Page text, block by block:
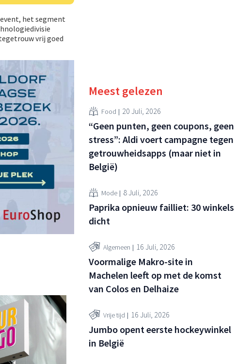
het segment
vrij goed
Meest gelezen
Food 20 Juli, 2026
“Geen punten, geen coupons, geen
stress”: Aldi voert campagne tegen
getrouwheidsapps (maar niet in
België)
Mode 8 Juli, 2026
Paprika opnieuw failliet: 30 winkels
dicht
Algemeen 16 Juli, 2026
Voormalige Makro-site in
Machelen leeft op met de komst
van Colos en Delhaize
Vrije tijd 16 Juli, 2026
Jumbo opent eerste hockeywinkel
in België